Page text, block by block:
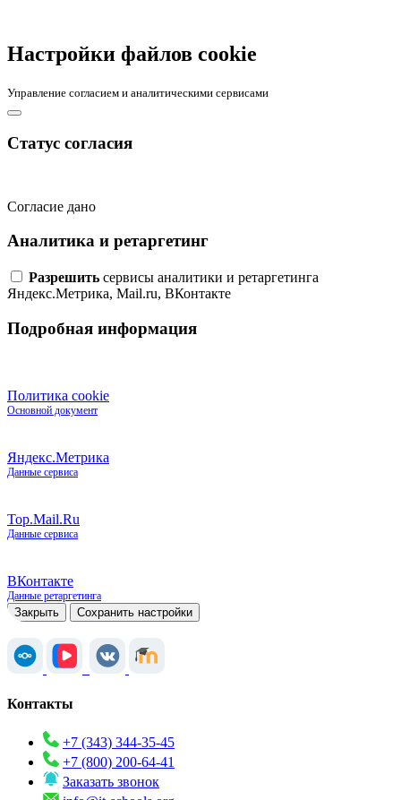
Настройки файлов cookie
Управление согласием и аналитическими сервисами
Статус согласия
Согласие дано
Аналитика и ретаргетинг
Разрешить сервисы аналитики и ретаргетинга
Яндекс.Метрика, Mail.ru, ВКонтакте
Подробная информация
Политика cookie
Основной документ
Яндекс.Метрика
Данные сервиса
Top.Mail.Ru
Данные сервиса
ВКонтакте
Данные ретаргетинга
Закрыть Сохранить настройки
Контакты
+7 (343) 344-35-45
+7 (800) 200-64-41
Заказать звонок